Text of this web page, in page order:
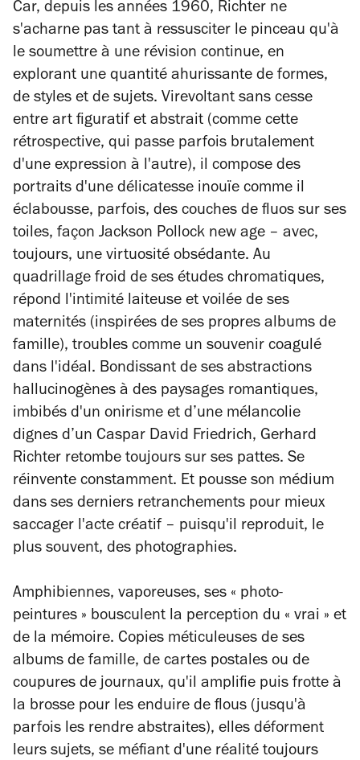
Car, depuis les années 1960, Richter ne
s'acharne pas tant à ressusciter le pinceau qu'à
le soumettre à une révision continue, en
explorant une quantité ahurissante de formes,
de styles et de sujets. Virevoltant sans cesse
entre art figuratif et abstrait (comme cette
rétrospective, qui passe parfois brutalement
d'une expression à l'autre), il compose des
portraits d'une délicatesse inouïe comme il
éclabousse, parfois, des couches de fluos sur ses
toiles, façon Jackson Pollock new age – avec,
toujours, une virtuosité obsédante. Au
quadrillage froid de ses études chromatiques,
répond l'intimité laiteuse et voilée de ses
maternités (inspirées de ses propres albums de
famille), troubles comme un souvenir coagulé
dans l'idéal. Bondissant de ses abstractions
hallucinogènes à des paysages romantiques,
imbibés d'un onirisme et d’une mélancolie
dignes d’un Caspar David Friedrich, Gerhard
Richter retombe toujours sur ses pattes. Se
réinvente constamment. Et pousse son médium
dans ses derniers retranchements pour mieux
saccager l'acte créatif – puisqu'il reproduit, le
plus souvent, des photographies.
Amphibiennes, vaporeuses, ses « photo-
peintures » bousculent la perception du « vrai » et
de la mémoire. Copies méticuleuses de ses
albums de famille, de cartes postales ou de
coupures de journaux, qu'il amplifie puis frotte à
la brosse pour les enduire de flous (jusqu'à
parfois les rendre abstraites), elles déforment
leurs sujets, se méfiant d'une réalité toujours